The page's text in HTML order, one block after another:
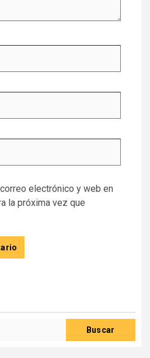
electrónico y web en
la próxima vez que
Buscar